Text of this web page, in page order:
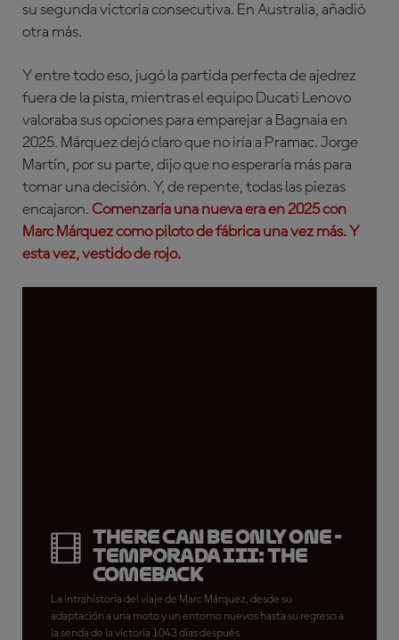
su segunda victoria consecutiva. En Australia, añadió
otra más.
Y entre todo eso, jugó la partida perfecta de ajedrez
fuera de la pista, mientras el equipo Ducati Lenovo
valoraba sus opciones para emparejar a Bagnaia en
2025. Márquez dejó claro que no iría a Pramac. Jorge
Martín, por su parte, dijo que no esperaría más para
tomar una decisión. Y, de repente, todas las piezas
encajaron. Comenzaría una nueva era en 2025 con
Marc Márquez como piloto de fábrica una vez más. Y
esta vez, vestido de rojo.
There Can Be Only One -
Temporada III: The
Comeback
La intrahistoria del viaje de Marc Márquez, desde su
adaptación a una moto y un entorno nuevos hasta su regreso a
la senda de la victoria 1043 días después